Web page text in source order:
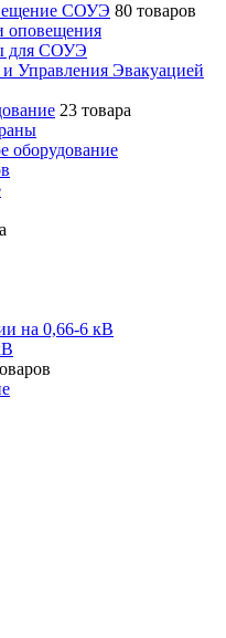
СОУЭ 80 товаров
оповещения
для СОУЭ
Управления Эвакуацией
23 товара
оборудование
на 0,66-6 кВ